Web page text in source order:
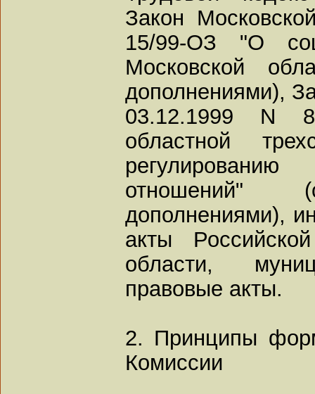
Закон
15/99-ОЗ "О
Московской
дополнениями),
03.12.1999 N
областной
дополнениями),
акты
области,
правовые акты.
2. Принципы
Комиссии